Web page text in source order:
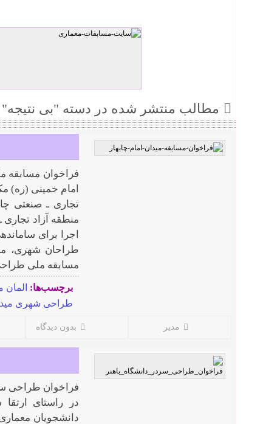
مطالب منتشر شده در دسته "بی نتیجه"
فراخوان مسابقه
امام خمینی (ره)
تجاری ـ صنعتی
منطقه آزاد تجاری
اجرا برای
طراحان شهری،
مسابقه ملی
برچسب‌ها: المان
طراحی شهری
مدیر بدون دیدگاه
فراخوان طراحی
در راستای
دانشجویان